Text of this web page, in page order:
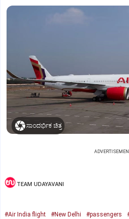
ಸಾಂದರ್ಭಿಕ ಚಿತ್ರ
TEAM UDAYAVANI
#Air India flight #New Delhi #passengers